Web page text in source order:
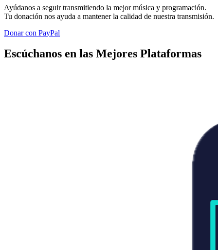
Ayúdanos a seguir transmitiendo la mejor música y programación.
Tu donación nos ayuda a mantener la calidad de nuestra transmisión.
Donar con PayPal
Escúchanos en las Mejores Plataformas